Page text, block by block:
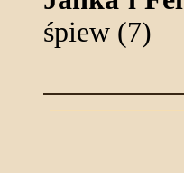
śpiew (7)